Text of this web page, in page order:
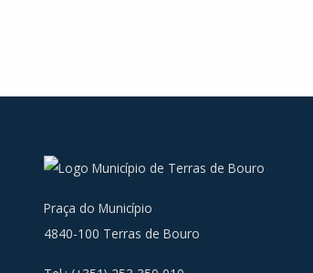
Praça do Município
4840-100 Terras de Bouro